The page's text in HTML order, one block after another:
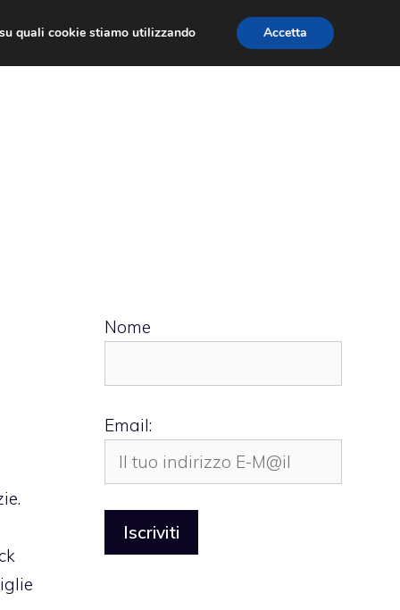
Nome
Email:
quali cookie stiamo utilizzando Accetta